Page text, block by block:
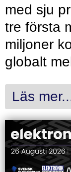
med sju
tre första
miljoner
globalt
Läs